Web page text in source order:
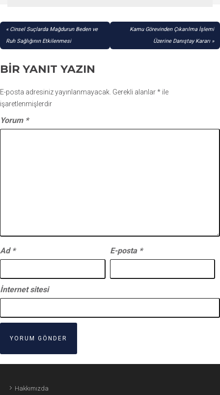
YAZI
GEZINMESI
Cinsel Suçlarda Mağdurun Beden ve
Ruh Sağlığının Etkilenmesi
Kamu Görevinden Çıkarılma İşlemi
Üzerine Danıştay Kararı
BIR YANIT YAZIN
E-posta adresiniz yayınlanmayacak. Gerekli alanlar* ile
işaretlenmişlerdir
Yorum *
Ad * E-posta *
İnternet sitesi
Hakkımızda